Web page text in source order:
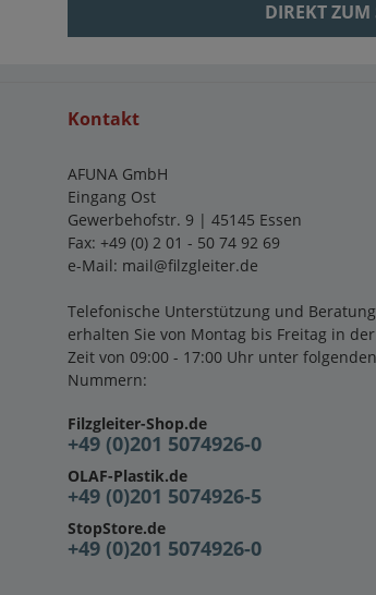
DIREKT ZUM
Kontakt
AFUNA GmbH
Eingang Ost
Gewerbehofstr. 9 | 45145 Essen
Fax: +49 (0) 2 01 - 50 74 92 69
e-Mail: mail@filzgleiter.de
Telefonische Unterstützung und Beratung
erhalten Sie von Montag bis Freitag in der
Zeit von 09:00 - 17:00 Uhr unter folgenden
Nummern:
Filzgleiter-Shop.de
+49 (0)201 5074926-0
OLAF-Plastik.de
+49 (0)201 5074926-5
StopStore.de
+49 (0)201 5074926-0